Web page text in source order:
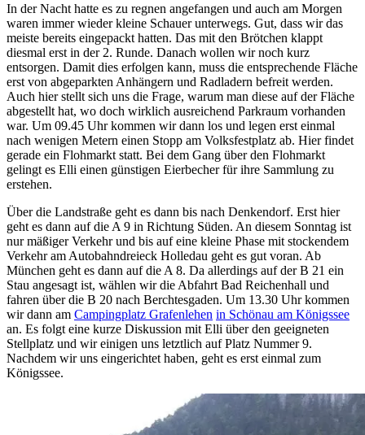
In der Nacht hatte es zu regnen angefangen und auch am Morgen
waren immer wieder kleine Schauer unterwegs. Gut, dass wir das
meiste bereits eingepackt hatten. Das mit den Brötchen klappt
diesmal erst in der 2. Runde. Danach wollen wir noch kurz
entsorgen. Damit dies erfolgen kann, muss die entsprechende Fläche
erst von abgeparkten Anhängern und Radladern befreit werden.
Auch hier stellt sich uns die Frage, warum man diese auf der Fläche
abgestellt hat, wo doch wirklich ausreichend Parkraum vorhanden
war. Um 09.45 Uhr kommen wir dann los und legen erst einmal
nach wenigen Metern einen Stopp am Volksfestplatz ab. Hier findet
gerade ein Flohmarkt statt. Bei dem Gang über den Flohmarkt
gelingt es Elli einen günstigen Eierbecher für ihre Sammlung zu
erstehen.
Über die Landstraße geht es dann bis nach Denkendorf. Erst hier
geht es dann auf die A 9 in Richtung Süden. An diesem Sonntag ist
nur mäßiger Verkehr und bis auf eine kleine Phase mit stockendem
Verkehr am Autobahndreieck Holledau geht es gut voran. Ab
München geht es dann auf die A 8. Da allerdings auf der B 21 ein
Stau angesagt ist, wählen wir die Abfahrt Bad Reichenhall und
fahren über die B 20 nach Berchtesgaden. Um 13.30 Uhr kommen
wir dann am Campingplatz Grafenlehen in Schönau am Königssee
an. Es folgt eine kurze Diskussion mit Elli über den geeigneten
Stellplatz und wir einigen uns letztlich auf Platz Nummer 9.
Nachdem wir uns eingerichtet haben, geht es erst einmal zum
Königssee.